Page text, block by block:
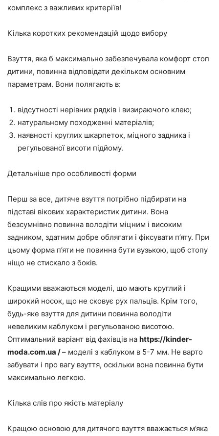
комплекс з важливих критеріїв!
Кілька коротких рекомендацій щодо вибору
Взуття, яка б максимально забезпечувала комфорт стоп
дитини, повинна відповідати декільком основним
параметрам. Вони полягають в:
відсутності нерівних рядків і визираючого клею;
натуральному походженні матеріалів;
наявності круглих шкарпеток, міцного задника і
регульованої висоти підйому.
Детальніше про особливості форми
Перш за все, дитяче взуття потрібно підбирати на
підставі вікових характеристик дитини. Вона
безсумнівно повинна володіти міцним і високим
задником, здатним добре облягати і фіксувати п’яту. При
цьому форма п’яти не повинна бути вузькою, щоб стопу
ніщо не стискало з боків.
Кращими вважаються моделі, що мають круглий і
широкий носок, що не сковує рух пальців. Крім того,
будь-яке взуття для дитини повинна володіти
невеликим каблуком і регульованою висотою.
Оптимальний варіант від фахівців на https://kinder-
moda.com.ua /– моделі з каблуком в 5-7 мм. Не варто
забувати і про вагу взуття, оскільки вона повинна бути
максимально легкою.
Кілька слів про якість матеріалу
Кращою основою для дитячого взуття вважається м’яка